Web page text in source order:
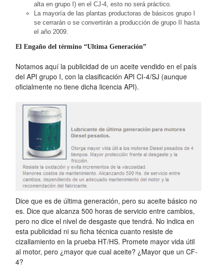
alta en grupo I) en el CJ-4, esto no será práctico.
La mayoría de las plantas productoras de básicos grupo I
se cerrarán o se convertirán a producción de grupo II hasta
el año 2009.
El Engaño del término “Ultima Generación”
Notamos aquí la publicidad de un aceite vendido en el país
del API grupo I, con la clasificación API CI-4/SJ (aunque
oficialmente no tiene dicha licencia API).
Dice que es de última generación, pero su aceite básico no
es. Dice que alcanza 500 horas de servicio entre cambios,
pero no dice el nivel de desgaste que tendrá. No indica en
esta publicidad ni su ficha técnica cuanto resiste de
cizallamiento en la prueba HT/HS. Promete mayor vida útil
al motor, pero ¿mayor que cual aceite? ¿Mayor que un CF-
4?